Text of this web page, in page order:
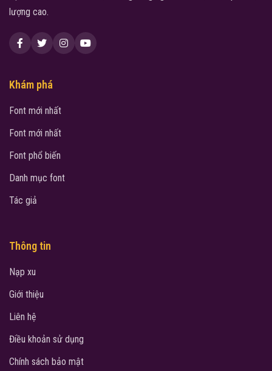
lượng cao.
Khám phá
Font mới nhất
Font mới nhất
Font phổ biến
Danh mục font
Tác giả
Thông tin
Nạp xu
Giới thiệu
Liên hệ
Điều khoản sử dụng
Chính sách bảo mật